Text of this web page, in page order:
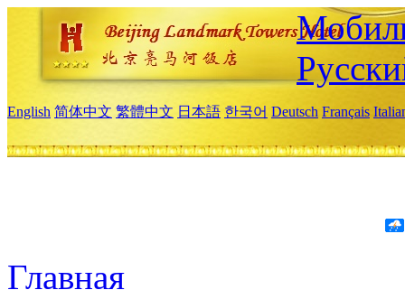
English 简体中文 繁體中文 日本語 한국어 Deutsch Français
Главная